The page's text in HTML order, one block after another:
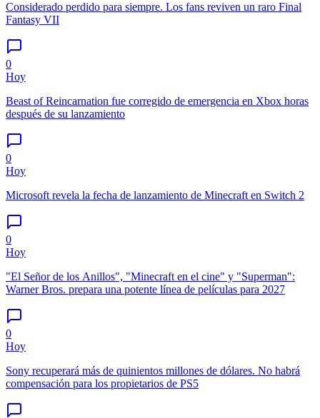
Considerado perdido para siempre. Los fans reviven un raro Final
Fantasy VII
0
Hoy
Beast of Reincarnation fue corregido de emergencia en Xbox horas
después de su lanzamiento
0
Hoy
Microsoft revela la fecha de lanzamiento de Minecraft en Switch 2
0
Hoy
"El Señor de los Anillos", "Minecraft en el cine" y "Superman":
Warner Bros. prepara una potente línea de películas para 2027
0
Hoy
Sony recuperará más de quinientos millones de dólares. No habrá
compensación para los propietarios de PS5